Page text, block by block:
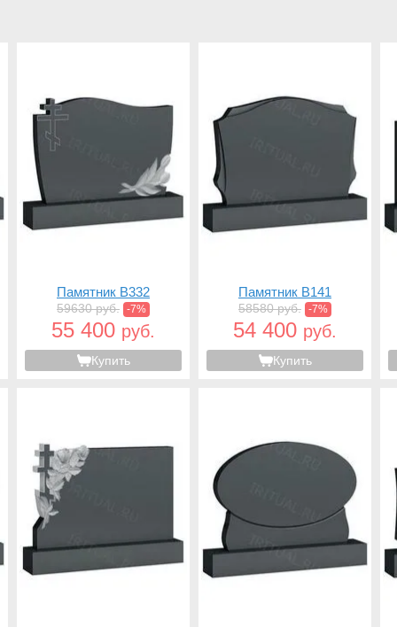
Памятник B332
59630 руб. -7%
55 400 руб.
Купить
Памятник B141
58580 руб. -7%
54 400 руб.
Купить